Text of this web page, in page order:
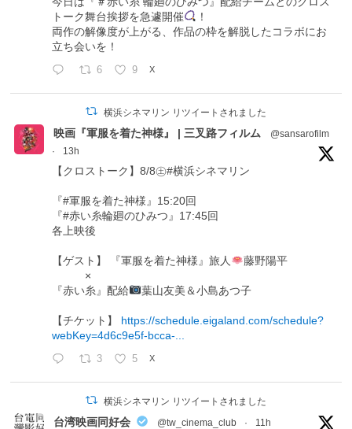
トーク舞台挨拶を急遽開催
！
両作の解像度が上がる、作品の枠を解脱したコラボにお
立ち会いを！
6 9 X
横浜シネマリン リツイートされました
映画『軍服を着た神様』 | 三叉路フィルム
@sansarofilm
·
13h
【クロストーク】8/8㊏#横浜シネマリン
『#軍服を着た神様』15:20回
『#赤い糸輪廻のひみつ』17:45回
各上映後
【ゲスト】 『軍服を着た神様』旅人
藤野陽平
×
『赤い糸』配給
葉山友美＆小島あつ子
【チケット】 https://schedule.eigaland.com/schedule?
webKey=4d6c9e5f-bcca-...
3 5 X
横浜シネマリン リツイートされました
台湾映画同好会 @tw_cinema_club · 11h